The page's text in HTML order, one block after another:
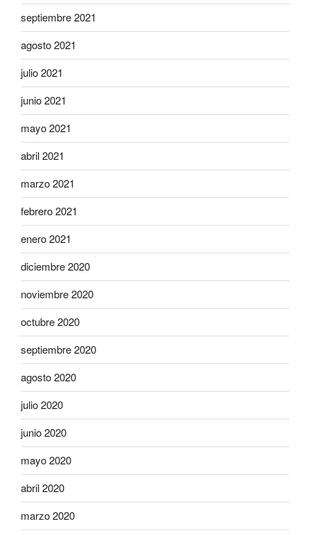
septiembre 2021
agosto 2021
julio 2021
junio 2021
mayo 2021
abril 2021
marzo 2021
febrero 2021
enero 2021
diciembre 2020
noviembre 2020
octubre 2020
septiembre 2020
agosto 2020
julio 2020
junio 2020
mayo 2020
abril 2020
marzo 2020